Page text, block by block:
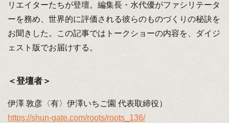
リエイターたちが登壇。編集長・水代優がファシリテータ
ーを務め、世界的に評価される彼らのものづくりの秘訣を
お聞きした。この記事ではトークショーの内容を、ダイジ
ェスト版でお届けする。
＜登壇者＞
伊澤 敦彦〈有〉伊澤いちご園 代表取締役）
https://shun-gate.com/roots/roots_136/